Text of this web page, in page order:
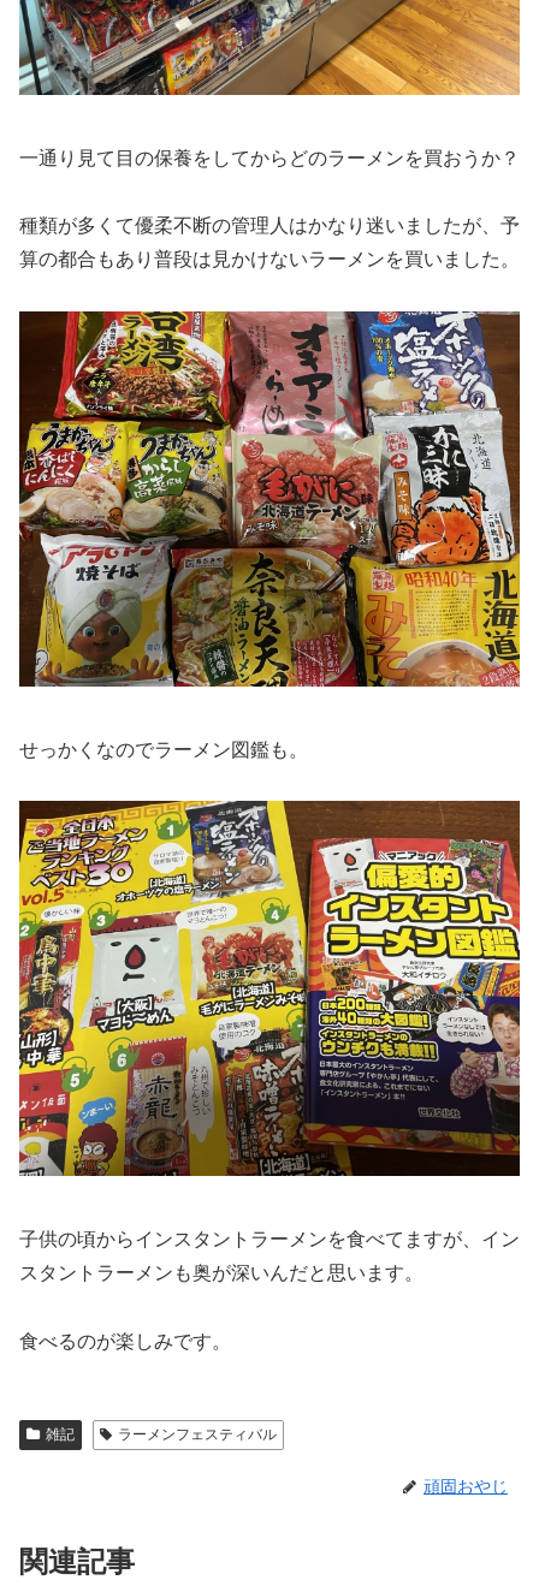
一通り見て目の保養をしてからどのラーメンを買おうか？
種類が多くて優柔不断の管理人はかなり迷いましたが、予
算の都合もあり普段は見かけないラーメンを買いました。
せっかくなのでラーメン図鑑も。
子供の頃からインスタントラーメンを食べてますが、イン
スタントラーメンも奥が深いんだと思います。
食べるのが楽しみです。
雑記 ラーメンフェスティバル
頑固おやじ
関連記事